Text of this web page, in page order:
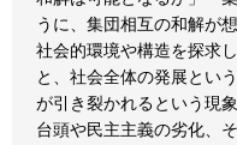
うに、集団相互の和解が
社会的環境や構造を探求
と、社会全体の発展とい
が引き裂かれるという現
台頭や民主主義の劣化、